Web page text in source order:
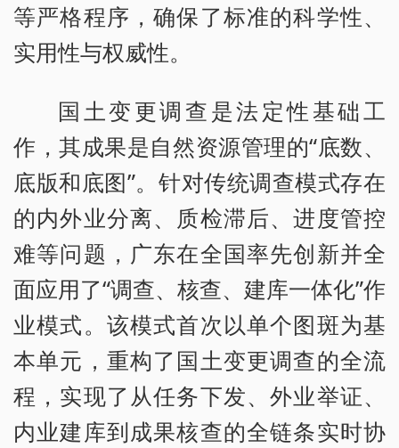
等严格程序，确保了标准的科学性、
实用性与权威性。
国土变更调查是法定性基础工
作，其成果是自然资源管理的“底数、
底版和底图”。针对传统调查模式存在
的内外业分离、质检滞后、进度管控
难等问题，广东在全国率先创新并全
面应用了“调查、核查、建库一体化”作
业模式。该模式首次以单个图斑为基
本单元，重构了国土变更调查的全流
程，实现了从任务下发、外业举证、
内业建库到成果核查的全链条实时协